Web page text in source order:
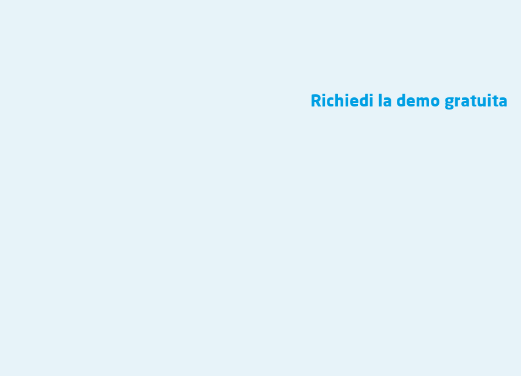
Richiedi la demo gratuita